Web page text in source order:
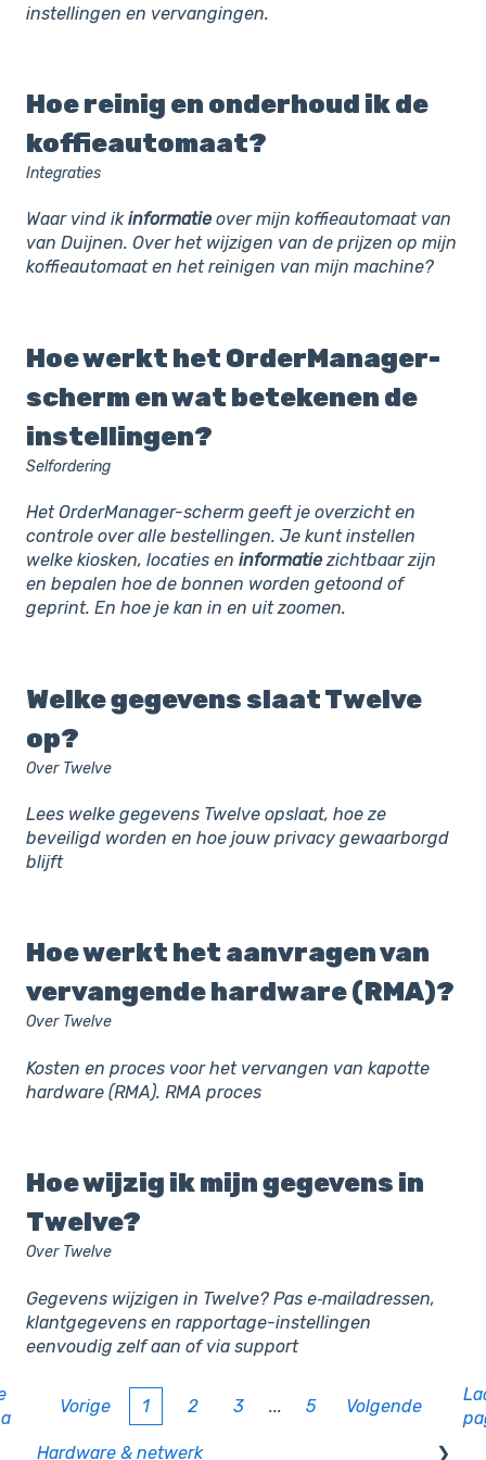
instellingen en vervangingen.
Hoe reinig en onderhoud ik de
koffieautomaat?
Integraties
Waar vind ikinformatie over mijn koffieautomaat van
van Duijnen. Over het wijzigen van de prijzen op mijn
koffieautomaat en het reinigen van mijn machine?
Hoe werkt het OrderManager-
scherm en wat betekenen de
instellingen?
Selfordering
Het OrderManager-scherm geeft je overzicht en
controle over alle bestellingen. Je kunt instellen
welke kiosken, locaties en informatiezichtbaar zijn
en bepalen hoe de bonnen worden getoond of
geprint. En hoe je kan in en uit zoomen.
Welke gegevens slaat Twelve
op?
Over Twelve
Lees welke gegevens Twelve opslaat, hoe ze
beveiligd worden en hoe jouw privacy gewaarborgd
blijft
Hoe werkt het aanvragen van
vervangende hardware (RMA)?
Over Twelve
Kosten en proces voor het vervangen van kapotte
hardware (RMA). RMA proces
Hoe wijzig ik mijn gegevens in
Twelve?
Over Twelve
Gegevens wijzigen in Twelve? Pas e‑mailadressen,
klantgegevens en rapportage-instellingen
eenvoudig zelf aan of via support
Vorige 1 2 3 ... 5 Volgende
Hardware & netwerk